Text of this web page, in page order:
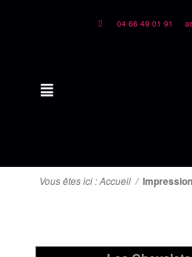
04 66 49 01 91
Vous êtes ici :Accueil /